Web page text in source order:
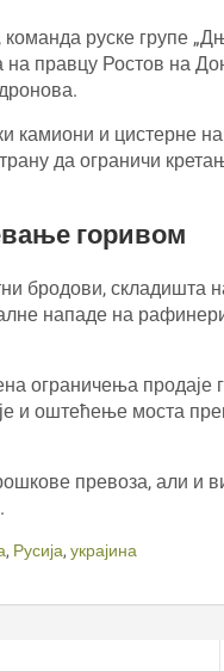
руске групе
на правцу Ростов на
камиони и цистерне
да ограничи
горивом
бродови, складишта
нападе на
ограничења продаје
и оштећење моста
превоза, али и
, Русија, украјина